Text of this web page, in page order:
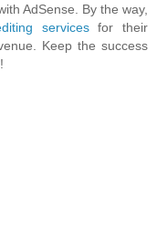
AdSense. By the way,
servicesfor their
Keep the success